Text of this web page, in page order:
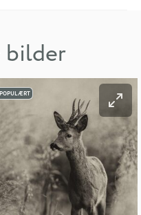
bilder
POPULÆRT